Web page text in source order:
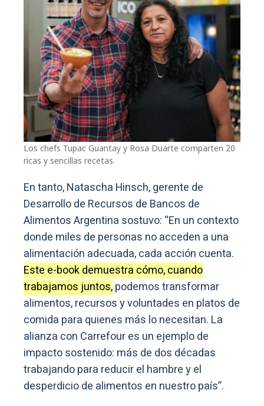
Los chefs Tupac Guantay y Rosa Duarte comparten 20
ricas y sencillas recetas.
En tanto, Natascha Hinsch, gerente de
Desarrollo de Recursos de Bancos de
Alimentos Argentina sostuvo: “En un contexto
donde miles de personas no acceden a una
alimentación adecuada, cada acción cuenta.
Este e-book demuestra cómo, cuando
trabajamos juntos,podemos transformar
alimentos, recursos y voluntades en platos de
comida para quienes más lo necesitan. La
alianza con Carrefour es un ejemplo de
impacto sostenido: más de dos décadas
trabajando para reducir el hambre y el
desperdicio de alimentos en nuestro país”.